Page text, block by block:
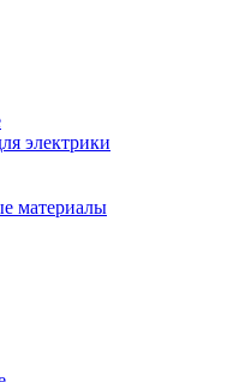
электрики
материалы